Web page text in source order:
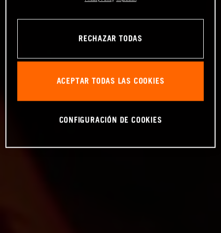
RECHAZAR TODAS
ACEPTAR TODAS LAS COOKIES
CONFIGURACIÓN DE COOKIES